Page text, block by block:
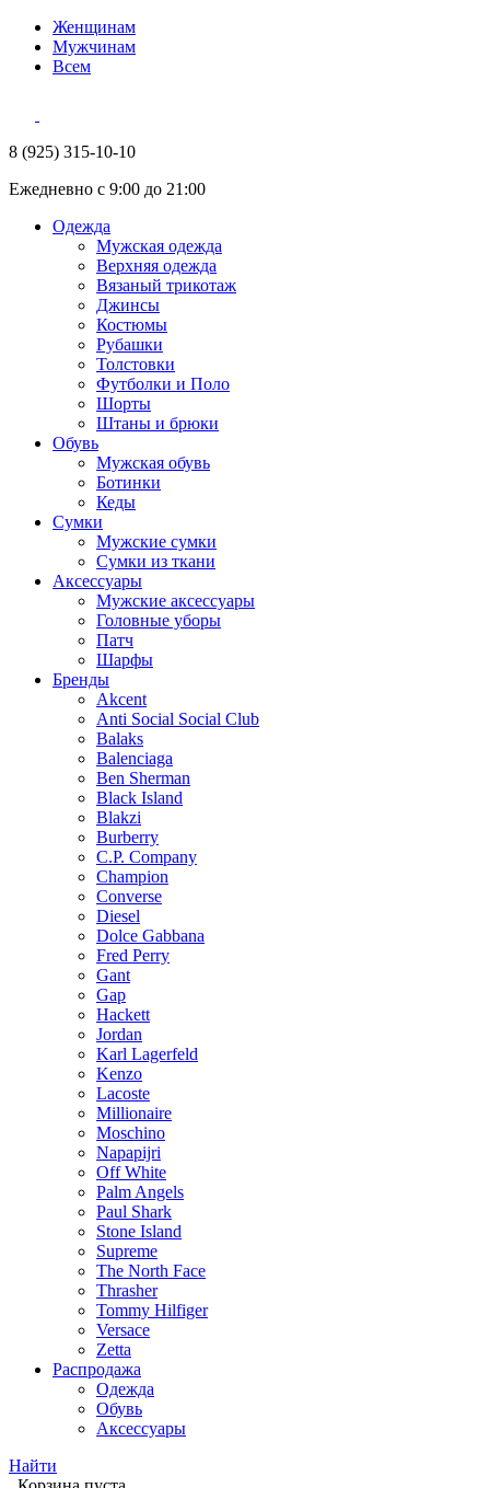
Женщинам
Мужчинам
Всем
8 (925) 315-10-10
Ежедневно с 9:00 до 21:00
Одежда
Мужская одежда
Верхняя одежда
Вязаный трикотаж
Джинсы
Костюмы
Рубашки
Толстовки
Футболки и Поло
Шорты
Штаны и брюки
Обувь
Мужская обувь
Ботинки
Кеды
Сумки
Мужские сумки
Сумки из ткани
Аксессуары
Мужские аксессуары
Головные уборы
Патч
Шарфы
Бренды
Akcent
Anti Social Social Club
Balaks
Balenciaga
Ben Sherman
Black Island
Blakzi
Burberry
C.P. Company
Champion
Converse
Diesel
Dolce Gabbana
Fred Perry
Gant
Gap
Hackett
Jordan
Karl Lagerfeld
Kenzo
Lacoste
Millionaire
Moschino
Napapijri
Off White
Palm Angels
Paul Shark
Stone Island
Supreme
The North Face
Thrasher
Tommy Hilfiger
Versace
Zetta
Распродажа
Одежда
Обувь
Аксессуары
Найти